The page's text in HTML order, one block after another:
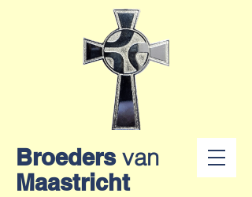
Broeders van
Maastricht